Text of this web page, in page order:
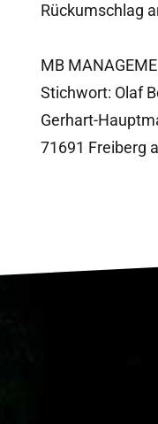
Rückumschlag
MB
Stichwort: Olaf
Gerhart-
71691 Freiberg